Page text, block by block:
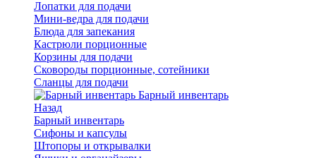
Лопатки для подачи
Мини-ведра для подачи
Блюда для запекания
Кастрюли порционные
Корзины для подачи
Сковороды порционные, сотейники
Сланцы для подачи
Барный инвентарь
Назад
Барный инвентарь
Сифоны и капсулы
Штопоры и открывалки